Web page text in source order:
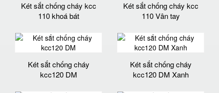
Két sắt chống cháy kcc
110 khoá bát
Két sắt chống cháy kcc
110 Vân tay
Két sắt chống cháy
kcc120 DM
Két sắt chống cháy
kcc120 DM Xanh